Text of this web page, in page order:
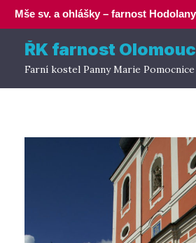
Mše sv. a ohlášky – farnost